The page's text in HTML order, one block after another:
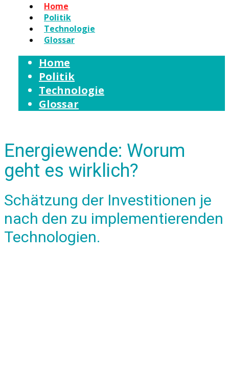
Home
Politik
Technologie
Glossar
Home
Politik
Technologie
Glossar
Energiewende: Worum
geht es wirklich?
Schätzung der Investitionen je
nach den zu implementierenden
Technologien.